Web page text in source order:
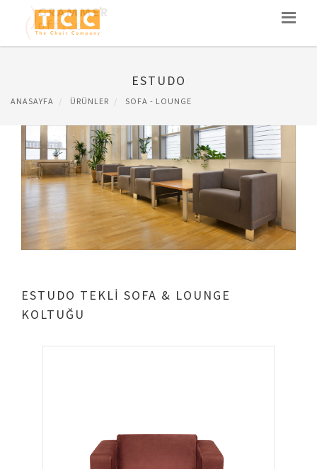
ESTUDO
ANASAYFA ÜRÜNLER SOFA - LOUNGE
ESTUDO TEKLİ SOFA & LOUNGE
KOLTUĞU